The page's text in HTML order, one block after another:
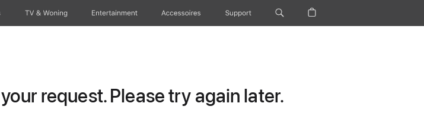
TV & Woning Entertainment Accessoires Support
request. Please try again later.